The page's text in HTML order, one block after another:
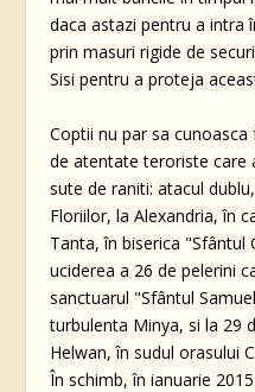
daca astazi pentru a intra
prin masuri rigide de
Sisi pentru a proteja
Coptii nu par sa
de atentate teroriste care
sute de raniti: atacul
Floriilor, la Alexandria, în
Tanta, în biserica "Sfântul
uciderea a 26 de pelerini
sanctuarul "Sfântul
turbulenta Minya, si la 29
Helwan, în sudul orasului
În schimb, în ianuarie